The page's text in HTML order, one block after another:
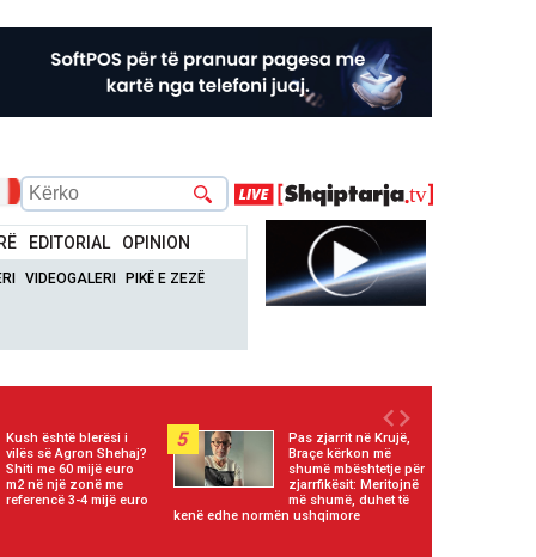
EDITORIAL OPINION
VIDEOGALERI PIKË E ZEZË
Kush është blerësi i
vilës së Agron Shehaj?
Shiti me 60 mijë euro
m2 në një zonë me
referencë 3-4 mijë euro
5
Pas zjarrit në Krujë,
Braçe kërkon më
shumë mbështetje për
zjarrfikësit: Meritojnë
më shumë, duhet të
kenë edhe normën ushqimore